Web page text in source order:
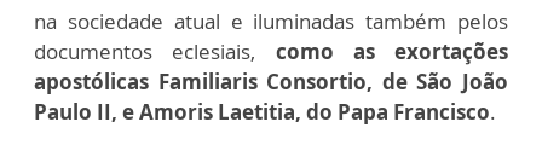
na sociedade atual e iluminadas também pelos
documentos eclesiais, como as exortações
apostólicas Familiaris Consortio, de São João
Paulo II, e Amoris Laetitia, do Papa Francisco.